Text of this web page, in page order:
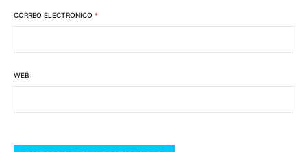
CORREO ELECTRÓNICO *
WEB